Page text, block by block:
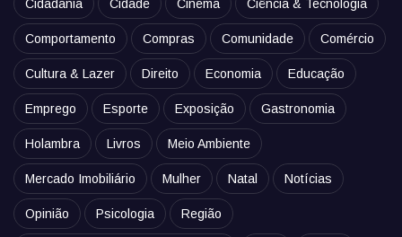
Cidadania Cidade Cinema Ciência & Tecnologia
Comportamento Compras Comunidade Comércio
Cultura & Lazer Direito Economia Educação
Emprego Esporte Exposição Gastronomia
Holambra Livros Meio Ambiente
Mercado Imobiliário Mulher Natal Notícias
Opinião Psicologia Região